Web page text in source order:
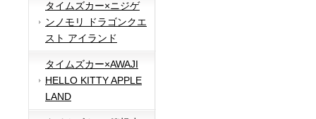
タイムズカー×ニジゲ
ンノモリ ドラゴンクエ
スト アイランド
タイムズカー×AWAJI
HELLO KITTY APPLE
LAND